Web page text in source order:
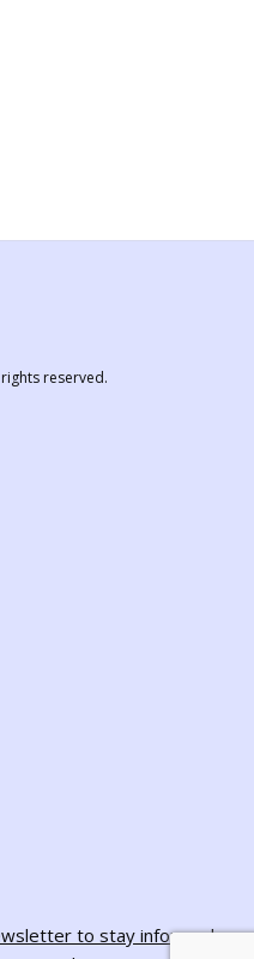
reserved.
to stay informed